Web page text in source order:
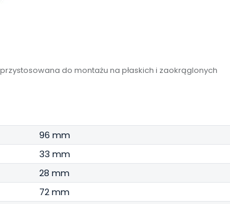
do montażu na płaskich i zaokrąglonych
96 mm
33 mm
28 mm
72 mm